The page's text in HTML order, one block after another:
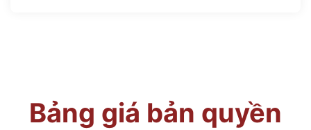
Bảng giá bản quyền